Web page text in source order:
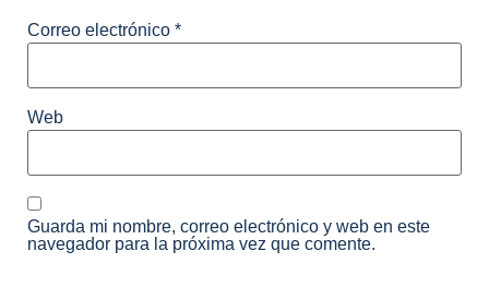
Correo electrónico *
Web
Guarda mi nombre, correo electrónico y web en este
navegador para la próxima vez que comente.